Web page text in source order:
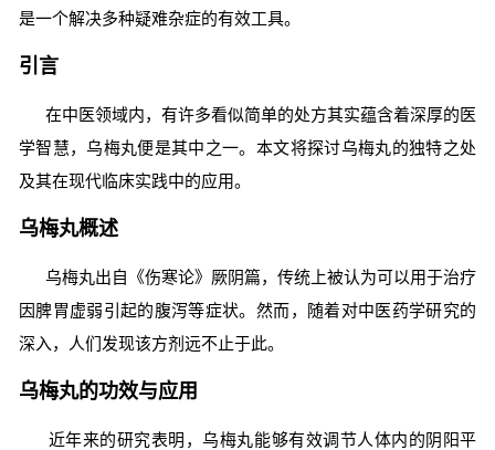
是一个解决多种疑难杂症的有效工具。
引言
在中医领域内，有许多看似简单的处方其实蕴含着深厚的医
学智慧，乌梅丸便是其中之一。本文将探讨乌梅丸的独特之处
及其在现代临床实践中的应用。
乌梅丸概述
乌梅丸出自《伤寒论》厥阴篇，传统上被认为可以用于治疗
因脾胃虚弱引起的腹泻等症状。然而，随着对中医药学研究的
深入，人们发现该方剂远不止于此。
乌梅丸的功效与应用
近年来的研究表明，乌梅丸能够有效调节人体内的阴阳平